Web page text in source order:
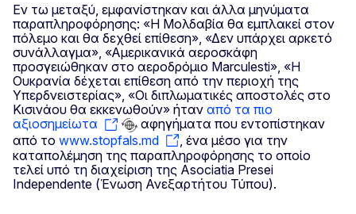
Εν τω μεταξύ, εμφανίστηκαν και άλλα μηνύματα
παραπληροφόρησης: «Η Μολδαβία θα εμπλακεί στον
πόλεμο και θα δεχθεί επίθεση», «Δεν υπάρχει αρκετό
συνάλλαγμα», «Αμερικανικά αεροσκάφη
προσγειώθηκαν στο αεροδρόμιο Marculesti», «Η
Ουκρανία δέχεται επίθεση από την περιοχή της
Υπερδνειστερίας», «Οι διπλωματικές αποστολές στο
Κισινάου θα εκκενωθούν» ήταν από τα πιο
αξιοσημείωτα
αφηγήματα που εντοπίστηκαν
από το www.stopfals.md
, ένα μέσο για την
καταπολέμηση της παραπληροφόρησης το οποίο
τελεί υπό τη διαχείριση της Asociatia Presei
Independente (Ένωση Ανεξαρτήτου Τύπου).